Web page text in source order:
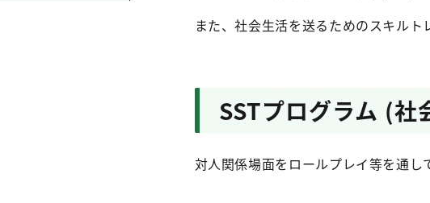
また、社会生活を送るためのスキルト
SSTプログラム (
対人関係場面をロールプレイ等を通し